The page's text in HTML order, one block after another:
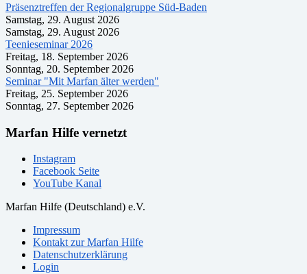
Präsenztreffen der Regionalgruppe Süd-Baden
Samstag, 29. August 2026
Samstag, 29. August 2026
Teenieseminar 2026
Freitag, 18. September 2026
Sonntag, 20. September 2026
Seminar "Mit Marfan älter werden"
Freitag, 25. September 2026
Sonntag, 27. September 2026
Marfan Hilfe vernetzt
Instagram
Facebook Seite
YouTube Kanal
Marfan Hilfe (Deutschland) e.V.
Impressum
Kontakt zur Marfan Hilfe
Datenschutzerklärung
Login